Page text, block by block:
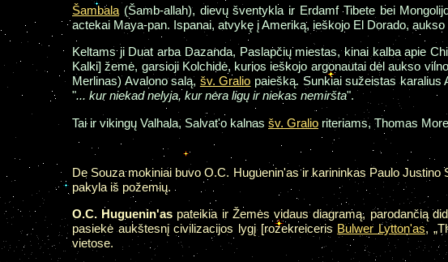
Šambala (Šamb-allah), dievų šventykla ir Erdamf Tibete bei
actekai Maya-pan. Ispanai, atvykę į Ameriką, ieškojo El Dorado,
Keltams ji Duat arba Dazanda, Paslapčių miestas, kinai kalba apie
Kalki] žemė, garsioji Kolchidė, kurios ieškojo argonautai dėl aukso
Merlinas) Avalono salą, šv. Gralio paiešką. Sunkiai sužeistas
"... kur niekad nelyja, kur nėra ligų ir niekas nemiršta".
Tai ir vikingų Valhala, Salvat'o kalnas šv. Gralio riteriams, Thomas
De Souza mokiniai buvo O.C. Huguenin'as ir karininkas Paulo
pakyla iš požemių.
O.C. Huguenin'as pateikia ir Žemės vidaus diagramą, parodančią
pasiekė aukštesnį civilizacijos lygį [rozekreiceris Bulwer Lytton'as,
vietose.